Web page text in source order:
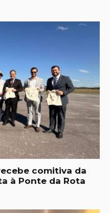
comitiva da
à Ponte da Rota